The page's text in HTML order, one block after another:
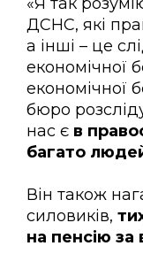
ДСНС, які
а інші – це
економічної
економічної
бюро
нас є в
багато
Він також
силовиків,
на пенсію за